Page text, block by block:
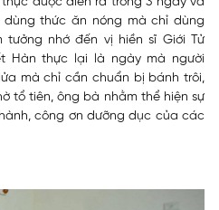
thức ăn nóng mà chỉ dùng
nhớ đến vị hiền sĩ Giới Tử
Hàn thực lại là ngày mà người
mà chỉ cần chuẩn bị bánh trôi,
tổ tiên, ông bà nhằm thể hiện sự
công ơn dưỡng dục của các